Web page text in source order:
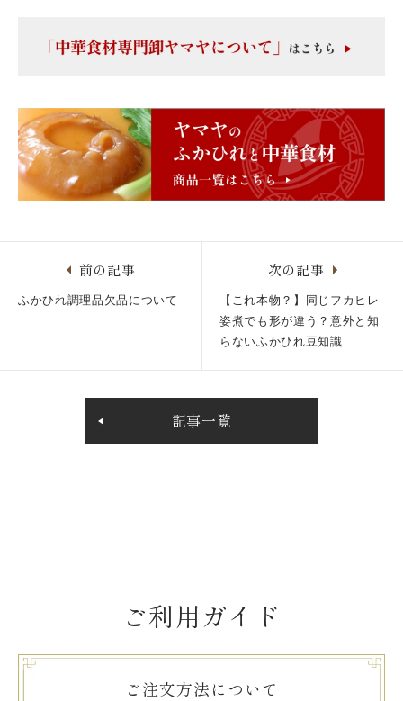
前の記事
ふかひれ調理品欠品について
次の記事
【これ本物？】同じフカヒレ
姿煮でも形が違う？意外と知
らないふかひれ豆知識
記事一覧
ご利用ガイド
ご注文方法について